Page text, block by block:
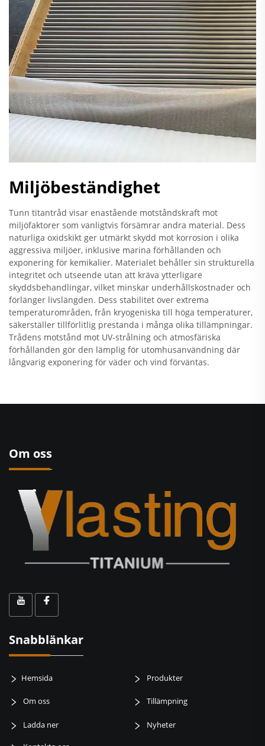
Miljöbeständighet
Tunn titantråd visar enastående motståndskraft mot
miljöfaktorer som vanligtvis försämrar andra material. Dess
naturliga oxidskikt ger utmärkt skydd mot korrosion i olika
aggressiva miljöer, inklusive marina förhållanden och
exponering för kemikalier. Materialet behåller sin strukturella
integritet och utseende utan att kräva ytterligare
skyddsbehandlingar, vilket minskar underhållskostnader och
förlänger livslängden. Dess stabilitet över extrema
temperaturområden, från kryogeniska till höga temperaturer,
säkerställer tillförlitlig prestanda i många olika tillämpningar.
Trådens motstånd mot UV-strålning och atmosfäriska
förhållanden gör den lämplig för utomhusanvändning där
långvarig exponering för väder och vind förväntas.
Om oss
Snabblänkar
Hemsida Produkter
Om oss Tillämpning
Ladda ner Nyheter